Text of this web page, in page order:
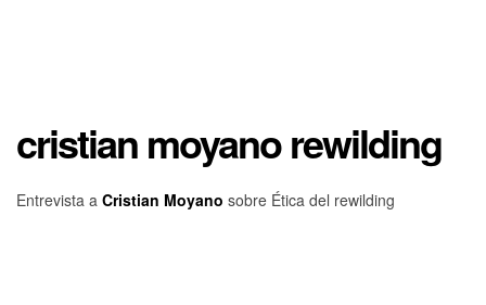
cristian moyano rewilding
Entrevista a Cristian Moyano sobre Ética del rewilding